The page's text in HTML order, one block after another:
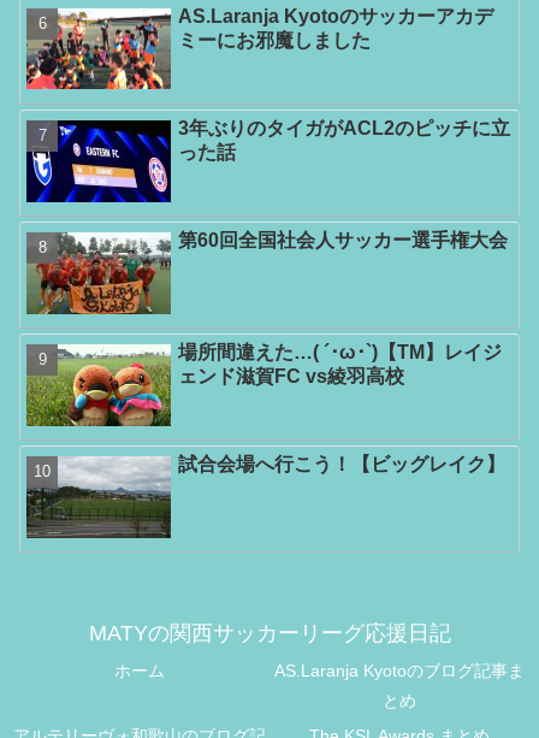
AS.Laranja Kyotoのサッカーアカデ
ミーにお邪魔しました
3年ぶりのタイガがACL2のピッチに立
った話
第60回全国社会人サッカー選手権大会
場所間違えた…( ´･ω･`)【TM】レイジ
ェンド滋賀FC vs綾羽高校
試合会場へ行こう！【ビッグレイク】
MATYの関西サッカーリーグ応援日記
ホーム
AS.Laranja Kyotoのブログ記事ま
とめ